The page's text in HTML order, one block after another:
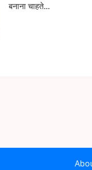
बनाना चाहते...